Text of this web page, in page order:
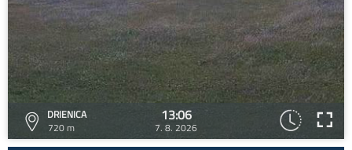
DRIENICA
720 m
13:06
7. 8. 2026